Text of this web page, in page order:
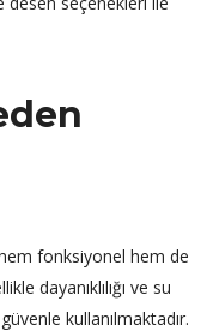
fonksiyonel hem de
dayanıklılığı ve su
kullanılmaktadır.